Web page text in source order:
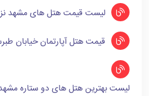
لیست قیمت هتل های مشهد نزدیک
قیمت هتل آپارتمان خیابان طبرسی
لیست بهترین هتل های دو ستاره